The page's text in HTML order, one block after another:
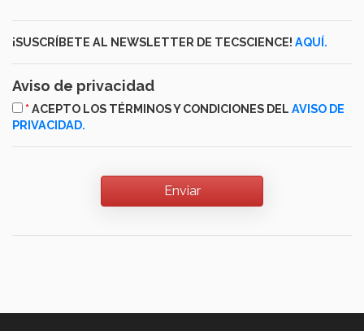
¡SUSCRÍBETE AL NEWSLETTER DE TECSCIENCE! AQUÍ.
Aviso de privacidad
*ACEPTO LOS TÉRMINOS Y CONDICIONES DEL AVISO DE
PRIVACIDAD.
Enviar